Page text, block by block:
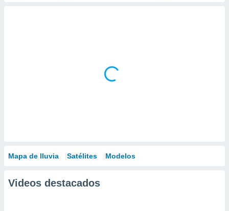
Mapa de lluvia Satélites Modelos
Videos destacados